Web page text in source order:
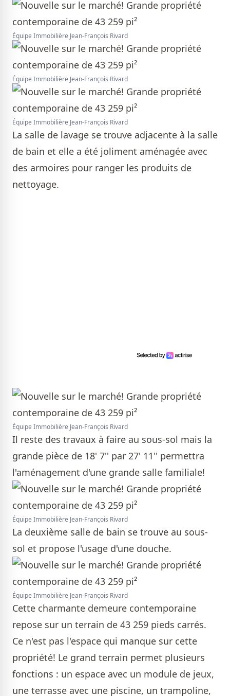
Équipe Immobilière Jean-François Rivard
Équipe Immobilière Jean-François Rivard
Équipe Immobilière Jean-François Rivard
La salle de lavage se trouve adjacente à la salle
de bain et elle a été joliment aménagée avec
des armoires pour ranger les produits de
nettoyage.
Équipe Immobilière Jean-François Rivard
Il reste des travaux à faire au sous-sol mais la
grande pièce de 18' 7'' par 27' 11'' permettra
l'aménagement d'une grande salle familiale!
Équipe Immobilière Jean-François Rivard
La deuxième salle de bain se trouve au sous-
sol et propose l'usage d'une douche.
Équipe Immobilière Jean-François Rivard
Cette charmante demeure contemporaine
repose sur un terrain de 43 259 pieds carrés.
Ce n'est pas l'espace qui manque sur cette
propriété! Le grand terrain permet plusieurs
fonctions : un espace avec un module de jeux,
une terrasse avec une piscine, un trampoline,